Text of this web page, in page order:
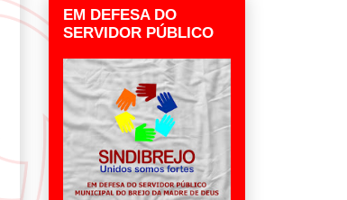
EM DEFESA DO
SERVIDOR PÚBLICO